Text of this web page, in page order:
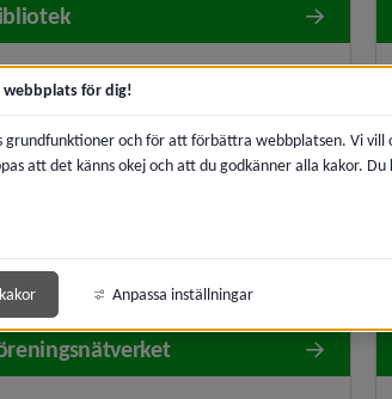
katalog och gemensamt
tillbaka i vilket bibliotek som
i regionen.
webbplats för dig!
grundfunktioner och för att förbättra webbplatsen. Vi vill
att det känns okej och att du godkänner alla kakor.
Anpassa inställningar